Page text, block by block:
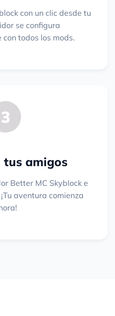
con un clic desde tu
se configura
todos los mods.
3
tus amigos
Better MC Skyblock e
aventura comienza